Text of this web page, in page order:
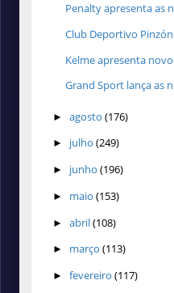
Penalty apresenta as
Club Deportivo
Kelme apresenta
Grand Sport lança as
► agosto (176)
► julho (249)
► junho (196)
► maio (153)
► abril(108)
► março (113)
► fevereiro (117)